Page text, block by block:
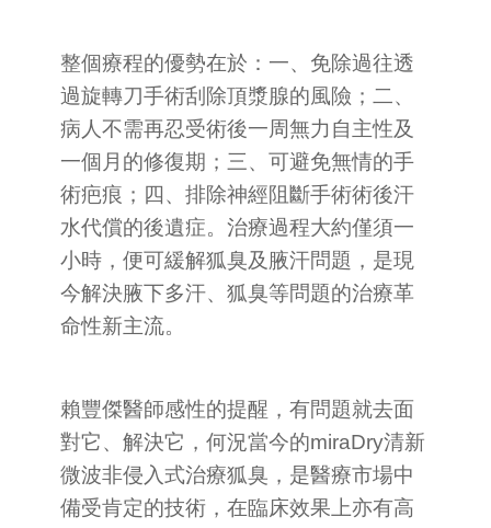
整個療程的優勢在於：一、免除過往透
過旋轉刀手術刮除頂漿腺的風險；二、
病人不需再忍受術後一周無力自主性及
一個月的修復期；三、可避免無情的手
術疤痕；四、排除神經阻斷手術術後汗
水代償的後遺症。治療過程大約僅須一
小時，便可緩解狐臭及腋汗問題，是現
今解決腋下多汗、狐臭等問題的治療革
命性新主流。
賴豐傑醫師感性的提醒，有問題就去面
對它、解決它，何況當今的miraDry清新
微波非侵入式治療狐臭，是醫療市場中
備受肯定的技術，在臨床效果上亦有高